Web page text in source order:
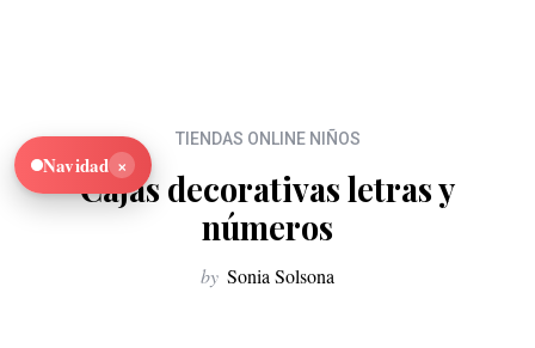
TIENDAS ONLINE NIÑOS
Cajas decorativas letras y
números
by Sonia Solsona
Navidad ×